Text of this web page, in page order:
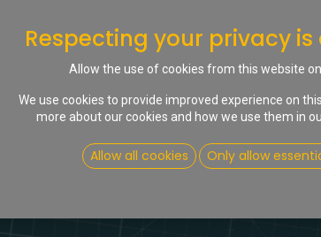
Compare
Share :
Respecting your privacy
Allow the use of cookies from this website
We use cookies to provide improved experience on
more about our cookies and how we use them in
Allow all cookies Only allow